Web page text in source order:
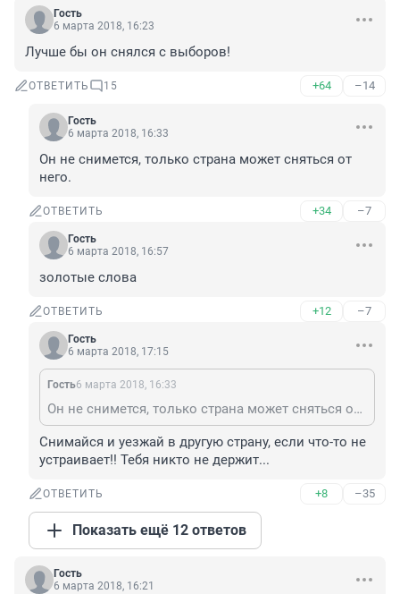
Гость
6 марта 2018, 16:23
Лучше бы он снялся с выборов!
ОТВЕТИТЬ 15 +64 –14
Гость
6 марта 2018, 16:33
Он не снимется, только страна может сняться от
него.
ОТВЕТИТЬ +34 –7
Гость
6 марта 2018, 16:57
золотые слова
ОТВЕТИТЬ +12 –7
Гость
6 марта 2018, 17:15
Гость6 марта 2018, 16:33
Он не снимется, только страна может сняться от него.
Снимайся и уезжай в другую страну, если что-то не
устраивает!! Тебя никто не держит...
ОТВЕТИТЬ +8 –35
Показать ещё 12 ответов
Гость
6 марта 2018, 16:21